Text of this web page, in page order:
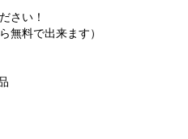
さい！
無料で出来ます）